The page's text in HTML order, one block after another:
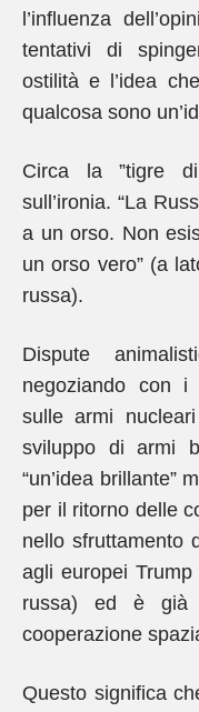
l’influenza
tentativi di
ostilità e l’idea
qualcosa sono
Circa la ”tigre
sull’ironia. “La
a un orso. Non
un orso vero” (a
russa).
Dispute
negoziando con i
sulle armi
sviluppo di armi
“un’idea brillante”
per il ritorno delle
nello sfruttamento
agli europei Trump
russa) ed è già
cooperazione
Questo significa